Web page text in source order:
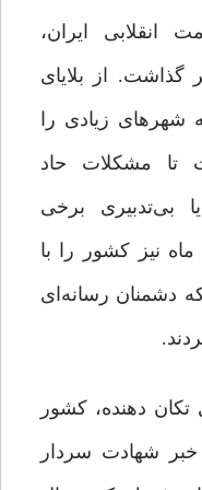
ماه سال ۱۳۹۸ امت انقلابی ایران،
از بلایای
زیادی را
تا مشکلات حاد
بی‌تدبیری برخی
نیز کشور را با
دشمنان رسانه‌ای
دهنده، کشور
شهادت سردار